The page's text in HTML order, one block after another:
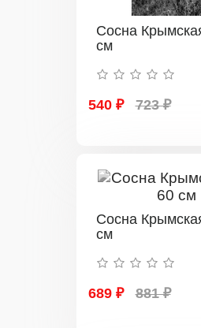
Сосна
см
540 ₽ 723 ₽
Сосна
см
689 ₽ 881 ₽